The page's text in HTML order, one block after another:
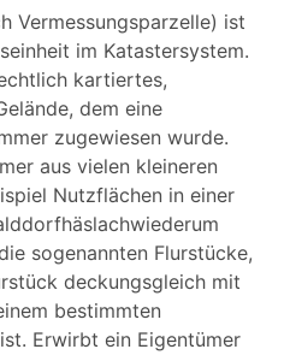
Vermessungsparzelle) ist
im Katastersystem.
kartiertes,
dem eine
zugewiesen wurde.
aus vielen kleineren
Nutzflächen in einer
sogenannten Flurstücke,
deckungsgleich mit
bestimmten
Erwirbt ein Eigentümer